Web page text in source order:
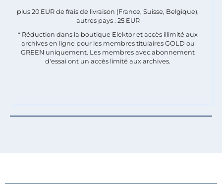
plus 20 EUR de frais de livraison (France, Suisse, Belgique),
autres pays : 25 EUR
* Réduction dans la boutique Elektor et accès illimité aux
archives en ligne pour les membres titulaires GOLD ou
GREEN uniquement. Les membres avec abonnement
d'essai ont un accès limité aux archives.